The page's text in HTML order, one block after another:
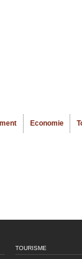
Economie
TOURISME